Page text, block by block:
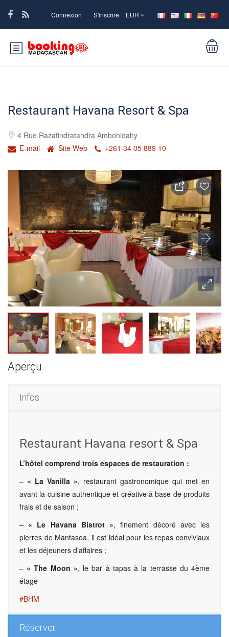
Connexion S'inscrire EUR
Restaurant Havana Resort & Spa
4 Rue Razafindratandra Ambohidahy
E-mail
Site Web +261 34 05 889 10
Aperçu
Infos
Restaurant Havana resort & Spa
L’hôtel comprend trois espaces de restauration :
– « La Vanilla », restaurant gastronomique qui met en
avant la cuisine authentique et créative à base de produits
frais et de saison ;
– « Le Havana Bistrot », finement décoré avec les
pierres de Mantasoa, il est idéal pour les repas conviviaux
et les déjeuners d’affaires ;
– « The Moon », le bar à tapas à la terrasse du 4ème
étage
#BHM
Réserver